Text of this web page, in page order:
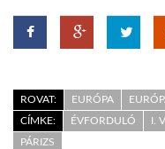
ROVAT: EURÓPA
CÍMKE:
ÉVFORDULÓ I.
PÁRIZS